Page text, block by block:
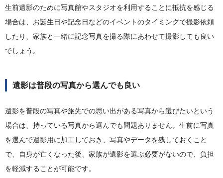
生前遺影のために写真館やスタジオを利用することに抵抗を感じる
場合は、お誕生日や記念日などのイベントのタイミングで撮影依頼
したり、家族と一緒に記念写真を撮る際にあわせて撮影しても良い
でしょう。
遺影は普段の写真から選んでも良い
遺影を普段の写真や旅先での思い出がある写真から選びたいという
場合は、持っている写真から選んでも問題ありません。生前に写真
を選んで遺影用に加工しておき、写真やデータを残しておくこと
で、自身が亡くなった後、家族が遺影を選ぶ必要がないので、負担
を軽減することが可能です。